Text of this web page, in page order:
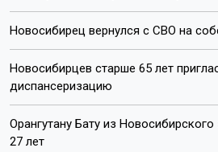
Новосибирец вернулся с СВО на
Новосибирцев старше 65 лет
диспансеризацию
Орангутану Бату из
27 лет